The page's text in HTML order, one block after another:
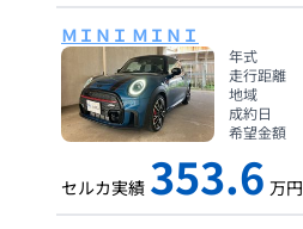
ＭＩＮＩ ＭＩＮＩ
年式
走行距離
地域
成約日
希望金額
セルカ実績 353.6 万円